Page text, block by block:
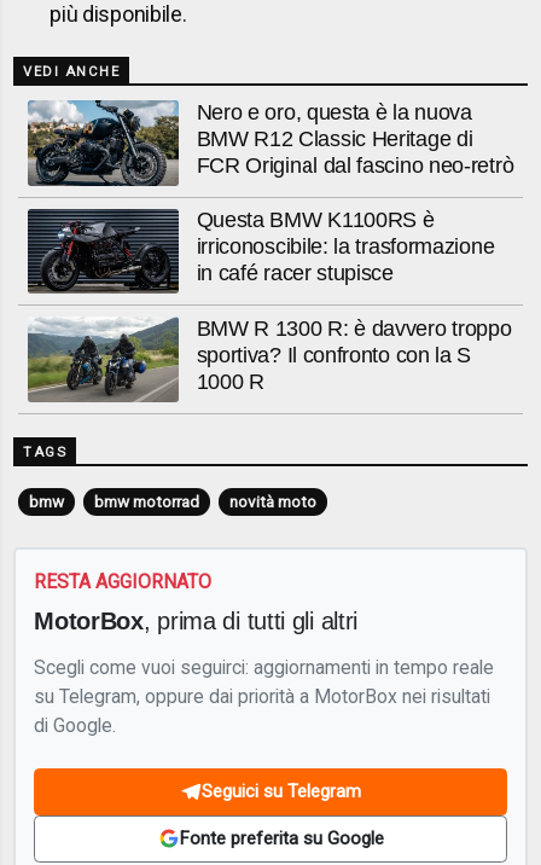
più disponibile.
VEDI ANCHE
Nero e oro, questa è la nuova
BMW R12 Classic Heritage di
FCR Original dal fascino neo-retrò
Questa BMW K1100RS è
irriconoscibile: la trasformazione
in café racer stupisce
BMW R 1300 R: è davvero troppo
sportiva? Il confronto con la S
1000 R
TAGS
bmw bmw motorrad novità moto
RESTA AGGIORNATO
MotorBox, prima di tutti gli altri
Scegli come vuoi seguirci: aggiornamenti in tempo reale
su Telegram, oppure dai priorità a MotorBox nei risultati
di Google.
Seguici su Telegram
Fonte preferita su Google